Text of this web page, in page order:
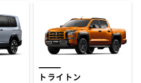
トライトン